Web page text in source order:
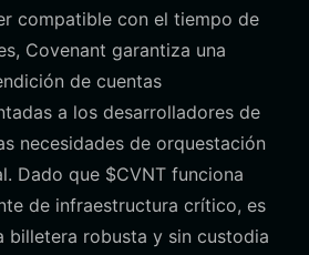
compatible con el tiempo de
Covenant garantiza una
de cuentas
a los desarrolladores de
necesidades de orquestación
Dado que $CVNT funciona
de infraestructura crítico, es
billetera robusta y sin custodia